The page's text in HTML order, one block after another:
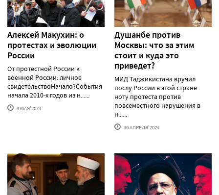
Алексей Макуxин: о
протестаx и эволюции
России
От протестной России к
военной России: личное
свидетельствоНачало?События
начала 2010-х годов из н......
3 МАЯ'2024
Душанбе против
Москвы: что за этим
стоит и куда это
приведет?
МИД Таджикистана вручил
послу России в этой стране
ноту протеста против
повсеместного нарушения в
н......
30 АПРЕЛЯ'2024